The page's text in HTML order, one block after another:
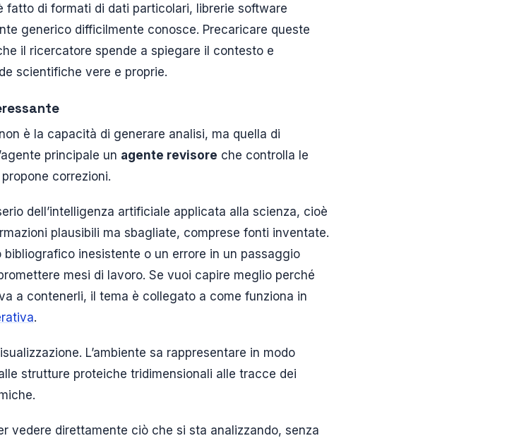
fatto di formati di dati particolari, librerie software
generico difficilmente conosce. Precaricare queste
il ricercatore spende a spiegare il contesto e
scientifiche vere e proprie.
è la capacità di generare analisi, ma quella di
principale un agente revisore che controlla le
correzioni.
dell’intelligenza artificiale applicata alla scienza, cioè
plausibili ma sbagliate, comprese fonti inventate.
inesistente o un errore in un passaggio
mesi di lavoro. Se vuoi capire meglio perché
a contenerli, il tema è collegato a come funziona in
.
L’ambiente sa rappresentare in modo
strutture proteiche tridimensionali alle tracce dei
vedere direttamente ciò che si sta analizzando, senza